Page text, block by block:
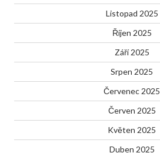
Listopad 2025
Říjen 2025
Září 2025
Srpen 2025
Červenec 2025
Červen 2025
Květen 2025
Duben 2025